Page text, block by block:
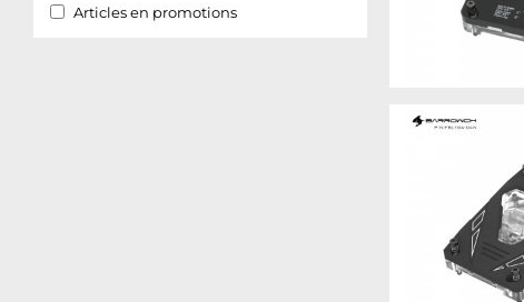
Articles en promotions